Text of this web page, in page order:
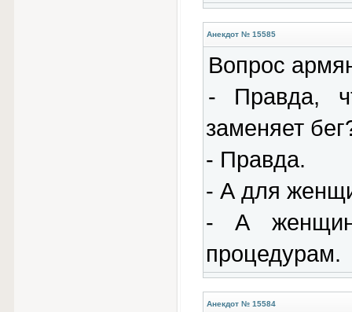
Анекдот № 15585
Вопрос
- Правда,
заменяет
- Правда.
- А для
- А
процедурам.
Анекдот № 15584